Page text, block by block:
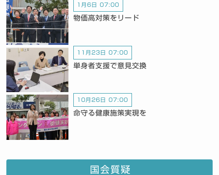
1月6日 07:00
物価高対策をリード
11月23日 07:00
単身者支援で意見交換
10月26日 07:00
命守る健康施策実現を
国会質疑